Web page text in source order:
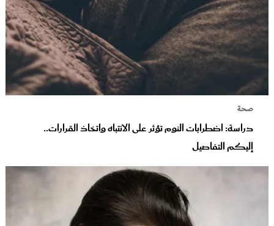
صحة
دراسة: اضطرابات النوم تؤثر على الانتباه واتخاذ القرارات..
إليكم التفاصيل